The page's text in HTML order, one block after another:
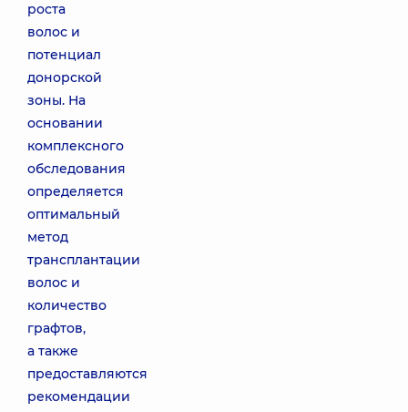
роста
волос и
потенциал
донорской
зоны. На
основании
комплексного
обследования
определяется
оптимальный
метод
трансплантации
волос и
количество
графтов,
а также
предоставляются
рекомендации